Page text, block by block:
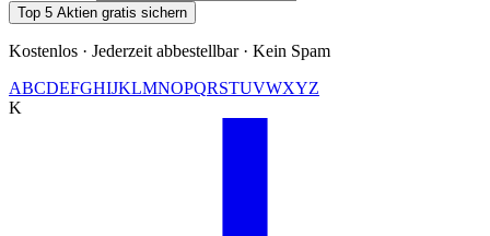
Top 5 Aktien gratis sichern
Kostenlos · Jederzeit abbestellbar · Kein Spam
ABCDEFGHIJKLMNOPQRSTUVWXYZ
K